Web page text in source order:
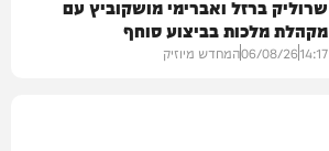
שרוליק ברזל ואברימי מושקוביץ עם
מקהלת מלכות בביצוע סוחף
14:17
06/08/26המחדש מיוזיק